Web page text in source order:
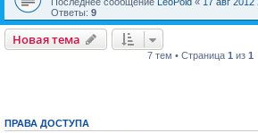
Ответы: 9
Новая тема
7 тем • Страница 1 из 1
ПРАВА ДОСТУПА